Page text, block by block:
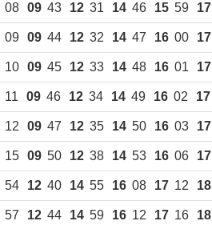
08 09 43 12 31 14 46 15 59 17
09 09 44 12 32 14 47 16 00 17
10 09 45 12 33 14 48 16 01 17
11 09 46 12 34 14 49 16 02 17
12 09 47 12 35 14 50 16 03 17
15 09 50 12 38 14 53 16 06 17
54 12 40 14 55 16 08 17 12 18
57 12 44 14 59 16 12 17 16 18